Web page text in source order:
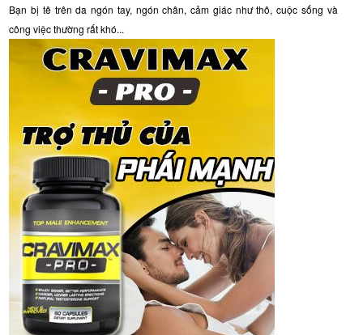
Bạn bị tê trên da ngón tay, ngón chân, cảm giác như thô, cuộc sống và
công việc thường rất khó...